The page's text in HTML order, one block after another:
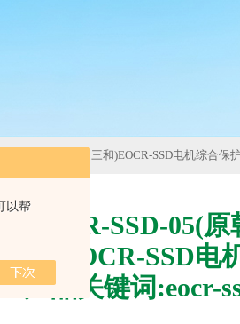
以帮
SSD-05(原韩国三和)EOCR-SSD电机综合
EOCR-SSD-05(
和)EOCR-SSD电
产品关键词:eocr-